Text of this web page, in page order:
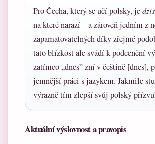
Pro Čecha, který se učí polsky, je
na které narazí – a zároveň jedním z
zapamatovatelných díky zřejmé
tato blízkost ale svádí k podcenění
zatímco „dnes” zní v češtině [dnes],
jemnější práci s jazykem. Jakmile
výrazně tím zlepší svůj polský
Aktuální výslovnost a pravopis